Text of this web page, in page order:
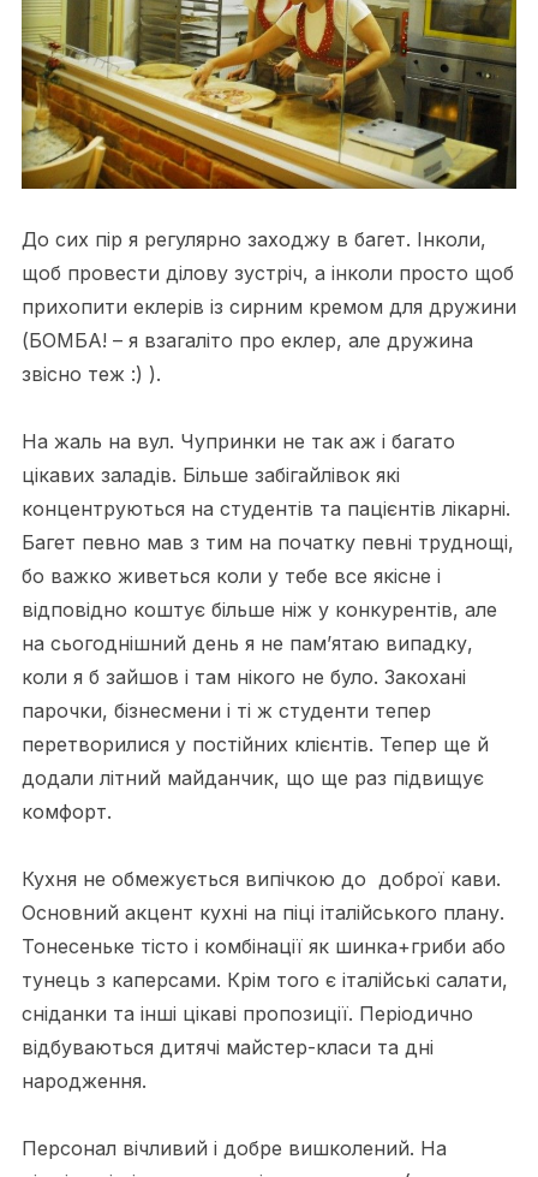
До сих пір я регулярно заходжу в багет. Інколи,
щоб провести ділову зустріч, а інколи просто щоб
прихопити еклерів із сирним кремом для дружини
(БОМБА! – я взагаліто про еклер, але дружина
звісно теж :) ).
На жаль на вул. Чупринки не так аж і багато
цікавих заладів. Більше забігайлівок які
концентруються на студентів та пацієнтів лікарні.
Багет певно мав з тим на початку певні труднощі,
бо важко живеться коли у тебе все якісне і
відповідно коштує більше ніж у конкурентів, але
на сьогоднішний день я не пам’ятаю випадку,
коли я б зайшов і там нікого не було. Закохані
парочки, бізнесмени і ті ж студенти тепер
перетворилися у постійних клієнтів. Тепер ще й
додали літний майданчик, що ще раз підвищує
комфорт.
Кухня не обмежується випічкою до доброї кави.
Основний акцент кухні на піці італійського плану.
Тонесеньке тісто і комбінації як шинка+гриби або
тунець з каперсами. Крім того є італійські салати,
сніданки та інші цікаві пропозиції. Періодично
відбуваються дитячі майстер-класи та дні
народження.
Персонал вічливий і добре вишколений. На